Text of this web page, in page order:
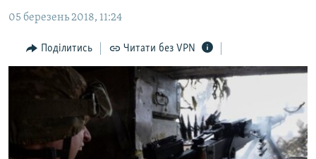
основної
навігації
Перейти
до
БЛОГИ
ПОГЛЯД
ВСЕ ЗА ДЕНЬ
СПЕЦПРОЕКТИ
ДЕПОРТАЦІЯ
ЯК ОБІЙТИ БЛОКУВАННЯ
05 березень 2018, 11:24
Поділитись Читати без VPN